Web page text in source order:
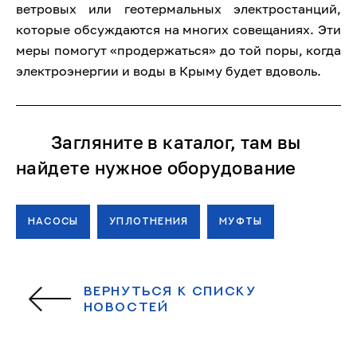
ветровых или геотермальных электростанций,
которые обсуждаются на многих совещаниях. Эти
меры помогут «продержаться» до той поры, когда
электроэнергии и воды в Крыму будет вдоволь.
Загляните в каталог, там вы
найдете нужное оборудование
НАСОСЫ УПЛОТНЕНИЯ МУФТЫ
ВЕРНУТЬСЯ К СПИСКУ
НОВОСТЕЙ